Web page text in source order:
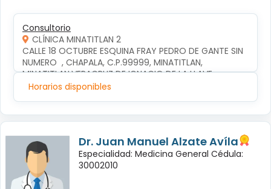
Consultorio
CLÍNICA MINATITLAN 2
CALLE 18 OCTUBRE ESQUINA FRAY PEDRO DE GANTE SIN
NUMERO  , CHAPALA, C.P.99999, MINATITLAN,
MINATITLAN,VERACRUZ DE IGNACIO DE LA LLAVE
Horarios disponibles
Dr. Juan Manuel Alzate Avíla
Especialidad: Medicina General Cédula:
30002010